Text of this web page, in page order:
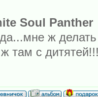
Soul Panther
ж
там с